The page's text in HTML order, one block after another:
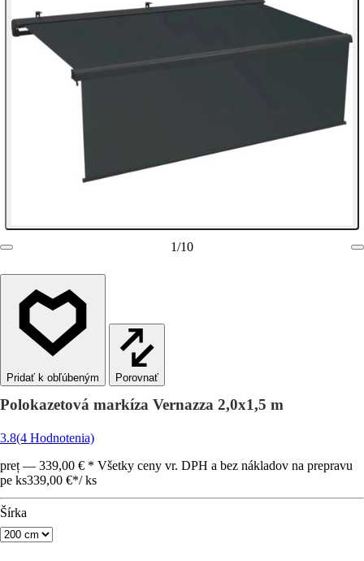
1/10
Porovnať
Polokazetová markíza Vernazza 2,0x1,5 m
3.8(4 Hodnotenia)
preț — 339,00 € * Všetky ceny vr. DPH a bez nákladov na prepravu
pe ks339,00 €*/ ks
Šírka